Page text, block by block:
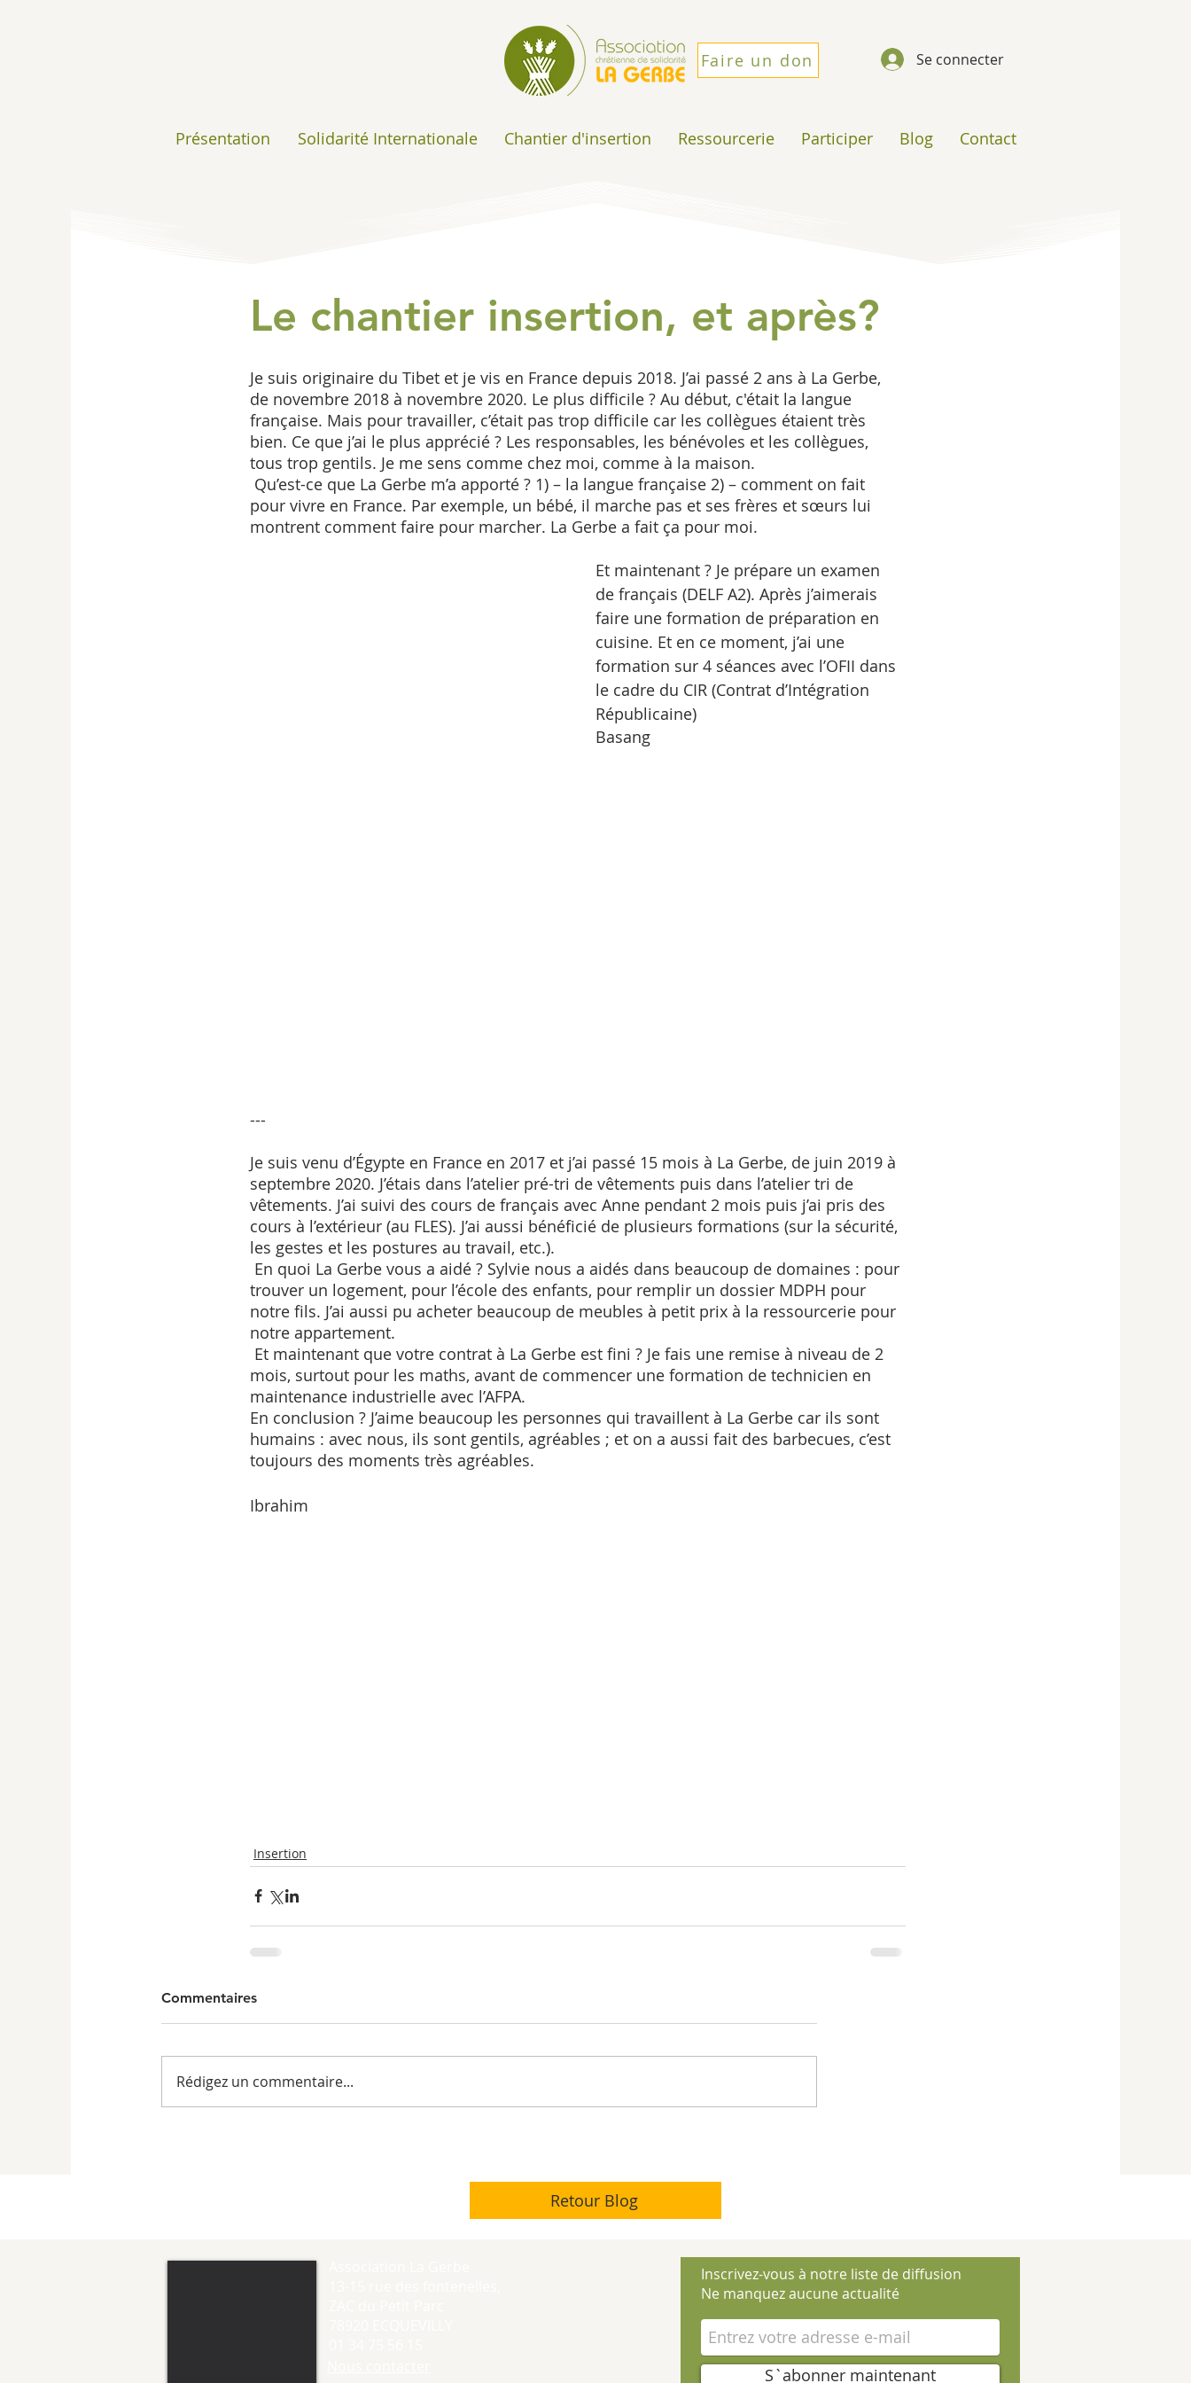
Se connecter
Faire un don
Présentation Solidarité Internationale Chantier d'insertion Ressourcerie Participer Blog Contact
Le chantier insertion, et après?
Je suis originaire du Tibet et je vis en France depuis 2018. J’ai passé 2 ans à La Gerbe,
de novembre 2018 à novembre 2020. Le plus difficile ? Au début, c'était la langue
française. Mais pour travailler, c’était pas trop difficile car les collègues étaient très
bien. Ce que j’ai le plus apprécié ? Les responsables, les bénévoles et les collègues,
tous trop gentils. Je me sens comme chez moi, comme à la maison.
pour vivre en France. Par exemple, un bébé, il marche pas et ses frères et sœurs lui
montrent comment faire pour marcher. La Gerbe a fait ça pour moi.
Et maintenant ? Je prépare un examen
de français (DELF A2). Après j’aimerais
faire une formation de préparation en
cuisine. Et en ce moment, j’ai une
formation sur 4 séances avec l’OFII dans
le cadre du CIR (Contrat d’Intégration
Républicaine)
Basang
---
Je suis venu d’Égypte en France en 2017 et j’ai passé 15 mois à La Gerbe, de juin 2019 à
septembre 2020. J’étais dans l’atelier pré-tri de vêtements puis dans l’atelier tri de
vêtements. J’ai suivi des cours de français avec Anne pendant 2 mois puis j’ai pris des
cours à l’extérieur (au FLES). J’ai aussi bénéficié de plusieurs formations (sur la sécurité,
les gestes et les postures au travail, etc.).
trouver un logement, pour l’école des enfants, pour remplir un dossier MDPH pour
notre fils. J’ai aussi pu acheter beaucoup de meubles à petit prix à la ressourcerie pour
notre appartement.
mois, surtout pour les maths, avant de commencer une formation de technicien en
maintenance industrielle avec l’AFPA.
En conclusion ? J’aime beaucoup les personnes qui travaillent à La Gerbe car ils sont
humains : avec nous, ils sont gentils, agréables ; et on a aussi fait des barbecues, c’est
toujours des moments très agréables.
Ibrahim
Insertion
Commentaires
Rédigez un commentaire...
Retour Blog
Inscrivez-vous à notre liste de diffusion
Ne manquez aucune actualité
S`abonner maintenant